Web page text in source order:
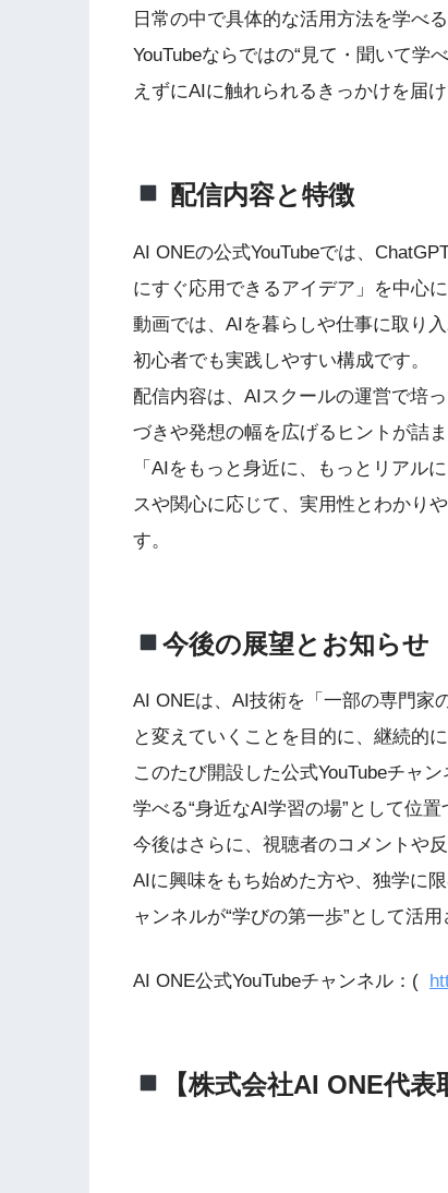
日常の中で具体的な活用方法を学べ
YouTubeならではの“見て・聞いて学
えずにAIに触れられるきっかけを届け
配信内容と特徴
AI ONEの公式YouTubeでは、
にすぐ応用できるアイデア」を中心に
動画では、AIを暮らしや仕事に取り
初心者でも実践しやすい構成です。
配信内容は、AIスクールの運営で培
づきや発想の幅を広げるヒントが詰ま
「AIをもっと身近に、もっとリアル
スや関心に応じて、実用性とわかり
す。
今後の展望とお知らせ
AI ONEは、AI技術を「一部の専門家
と変えていくことを目的に、継続的
このたび開設した公式YouTubeチャ
学べる“身近なAI学習の場”として位置
今後はさらに、視聴者のコメントや
AIに興味をもち始めた方や、独学に
ャンネルが“学びの第一歩”として活
AI ONE公式YouTubeチャンネル：(
【株式会社AI ONE代